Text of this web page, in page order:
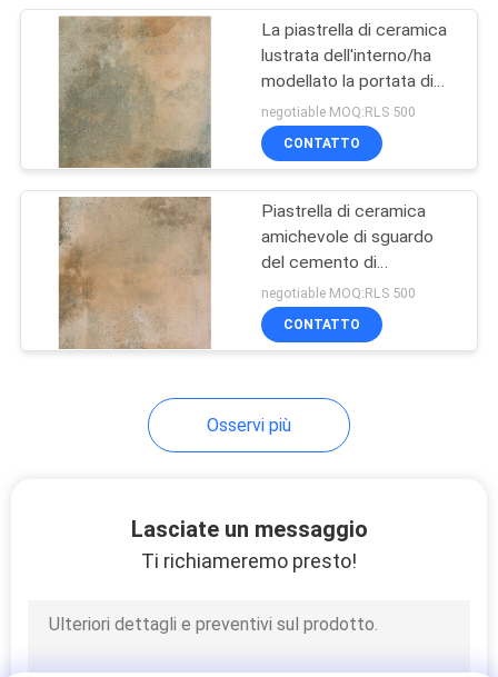
mattonelle della
porcellana 24x24
Mattonelle della
cucina della
porcellana
bagno della
La piastrella di ceramica
lustrata dell'interno/ha
modellato la portata di
lunga vita della piastrella
per pavimento del
cemento
negotiable MOQ:RLS 500
CONTATTO
Piastrella di ceramica
amichevole di sguardo
del cemento di
ECO/nessun piastrelle
per pavimento di sguardo
del cemento di
negotiable MOQ:RLS 500
CONTATTO
Osservi più
Lasciate un messaggio
Ti richiameremo presto!